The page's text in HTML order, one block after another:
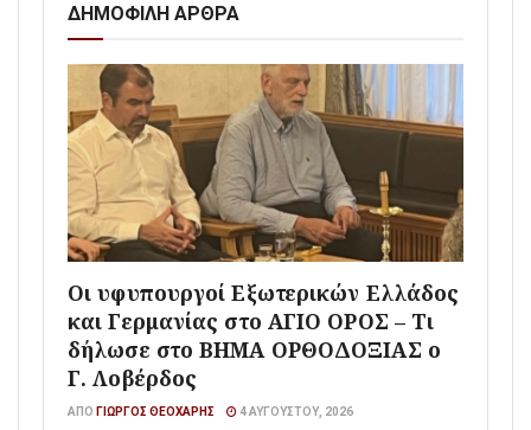
ΔΗΜΟΦΙΛΗ ΑΡΘΡΑ
Οι υφυπουργοί Εξωτερικών Ελλάδος
και Γερμανίας στο ΑΓΙΟ ΟΡΟΣ – Τι
δήλωσε στο ΒΗΜΑ ΟΡΘΟΔΟΞΙΑΣ ο
Γ. Λοβέρδος
ΑΠΌ ΓΙΏΡΓΟΣ ΘΕΟΧΆΡΗΣ 4 ΑΥΓΟΎΣΤΟΥ, 2026